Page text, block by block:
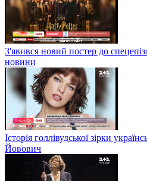
З'явився новий постер до
новини
Історія голлівудської зірки
Йовович